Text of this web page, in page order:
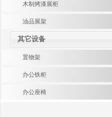
木制烤漆展柜
油品展架
其它设备
置物架
办公铁柜
办公座椅